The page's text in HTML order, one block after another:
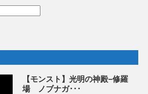
【モンスト】光明の神殿−修羅
場 ノブナガ･･･